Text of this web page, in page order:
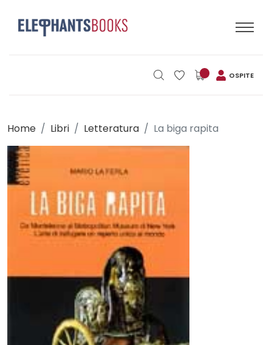
OSPITE
Home Libri Letteratura La biga rapita